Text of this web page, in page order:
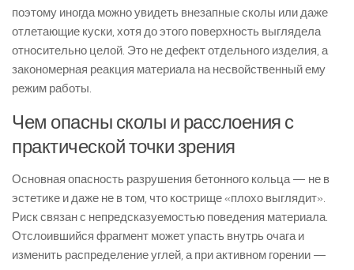
поэтому иногда можно увидеть внезапные сколы или даже
отлетающие куски, хотя до этого поверхность выглядела
относительно целой. Это не дефект отдельного изделия, а
закономерная реакция материала на несвойственный ему
режим работы.
Чем опасны сколы и расслоения с
практической точки зрения
Основная опасность разрушения бетонного кольца — не в
эстетике и даже не в том, что кострище «плохо выглядит».
Риск связан с непредсказуемостью поведения материала.
Отслоившийся фрагмент может упасть внутрь очага и
изменить распределение углей, а при активном горении —